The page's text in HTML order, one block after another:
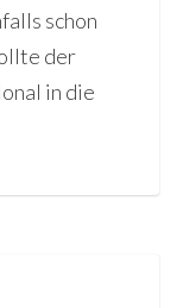
schon
der
in die